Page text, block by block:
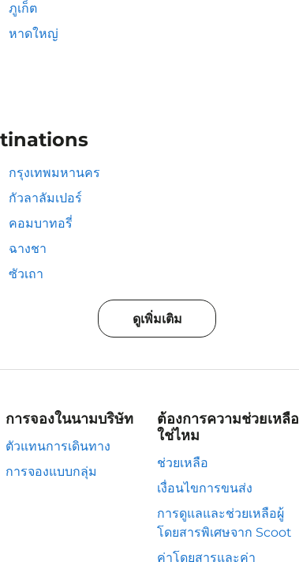
ภูเก็ต
หาดใหญ่
กรุงเทพมหานคร
กัวลาลัมเปอร์
คอมบาทอรี่
ฉางชา
ซัวเถา
ดูเพิ่มเติม
การจองในนามบริษัท
ตัวแทนการเดินทาง
การจองแบบกลุ่ม
ต้องการความช่วยเหลือ
ใช่ไหม
ช่วยเหลือ
เงื่อนไขการขนส่ง
การดูแลและช่วยเหลือผู้
โดยสารพิเศษจาก Scoot
ค่าโดยสารและค่า